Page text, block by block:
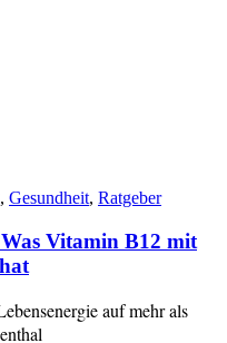
, Gesundheit, Ratgeber
Vitamin B12 mit
auf mehr als